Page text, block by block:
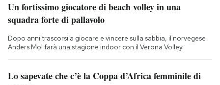
Un fortissimo giocatore di beach volley in una
squadra forte di pallavolo
Dopo anni trascorsi a giocare e vincere sulla sabbia, il norvegese
Anders Mol farà una stagione indoor con il Verona Volley
Lo sapevate che c’è la Coppa d’Africa femminile di